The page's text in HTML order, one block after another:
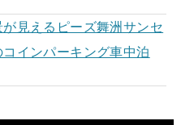
が見えるピーズ舞洲サンセ
インパーキング車中泊